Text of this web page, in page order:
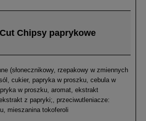
Chipsy paprykowe
(słonecznikowy, rzepakowy w zmiennych
cukier, papryka w proszku, cebula w
w proszku, aromat, ekstrakt
z papryki;, przeciwutleniacze:
mieszanina tokoferoli